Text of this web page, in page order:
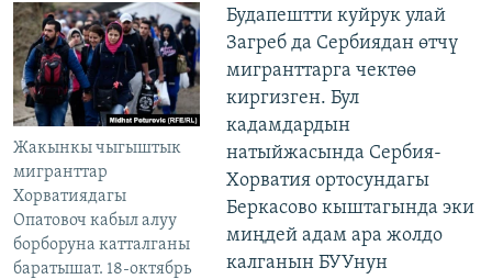
Жакынкы чыгыштык
мигранттар
Хорватиядагы
Опатовоч кабыл алуу
борборуна катталганы
баратышат. 18-октябрь
Будапештти куйрук улай
Загреб да Сербиядан өтчү
мигранттарга чектөө
киргизген. Бул
кадамдардын
натыйжасында Сербия-
Хорватия ортосундагы
Беркасово кыштагында эки
миңдей адам ара жолдо
калганын БУУнун